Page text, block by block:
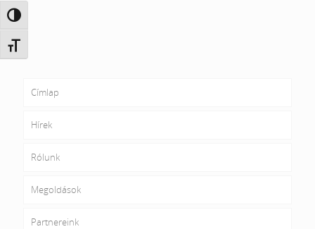
Nagy kontraszt váltása
Betűméret váltása
Címlap
Hírek
Rólunk
Megoldások
Partnereink